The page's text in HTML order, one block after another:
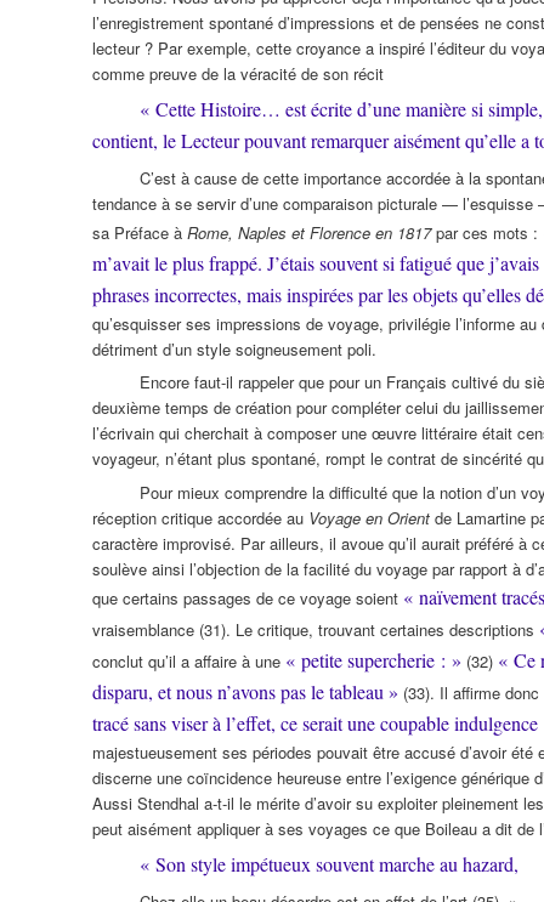
l’enregistrement spontané d’impressions et de pensées ne
lecteur ? Par exemple, cette croyance a inspiré l’éditeur du
comme preuve de la véracité de son récit
« Cette Histoire… est écrite d’une manière si
contient, le Lecteur pouvant remarquer aisément qu’elle a
C’est à cause de cette importance accordée à la
tendance à se servir d’une comparaison picturale —
sa Préface à Rome, Naples et Florence en 1817par ces mots :
m’avait le plus frappé. J’étais souvent si fatigué que
phrases incorrectes, mais inspirées par les objets qu’elles
qu’esquisser ses impressions de voyage, privilégie l’informe
détriment d’un style soigneusement poli.
Encore faut-il rappeler que pour un Français cultivé du
deuxième temps de création pour compléter celui du
l’écrivain qui cherchait à composer une œuvre littéraire était
voyageur, n’étant plus spontané, rompt le contrat de sincérité
Pour mieux comprendre la difficulté que la notion d’un
réception critique accordée au Voyage en Orient de Lamartine
caractère improvisé. Par ailleurs, il avoue qu’il aurait préféré à
soulève ainsi l’objection de la facilité du voyage par rapport à
que certains passages de ce voyage soient « naïvement
vraisemblance (31). Le critique, trouvant certaines descriptions
conclut qu’il a affaire à une « petite supercherie : » (32) « Ce
disparu, et nous n’avons pas le tableau » (33). Il affirme
tracé sans viser à l’effet, ce serait une coupable indulgence
majestueusement ses périodes pouvait être accusé d’avoir
discerne une coïncidence heureuse entre l’exigence
Aussi Stendhal a-t-il le mérite d’avoir su exploiter pleinement
peut aisément appliquer à ses voyages ce que Boileau a dit de
« Son style impétueux souvent marche au hazard,